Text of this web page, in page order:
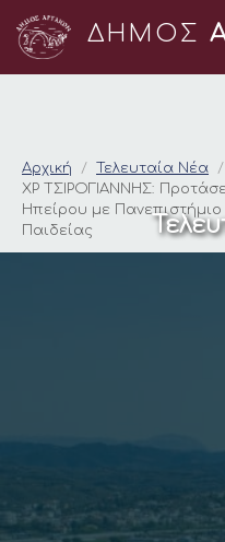
ΔΗΜΟΣ
ΧΡ
Αρχική
Τελευταία Νέα
ΧΡ ΤΣΙΡΟΓΙΑΝΝΗΣ:
Ηπείρου με
Παιδείας